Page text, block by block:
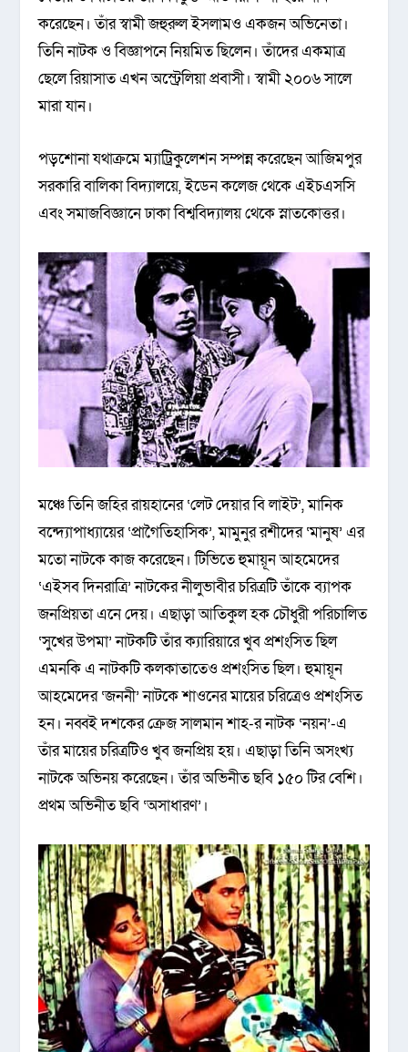
করেছেন। তাঁর স্বামী জহুরুল ইসলামও একজন অভিনেতা।
তিনি নাটক ও বিজ্ঞাপনে নিয়মিত ছিলেন। তাঁদের একমাত্র
ছেলে রিয়াসাত এখন অস্ট্রেলিয়া প্রবাসী। স্বামী ২০০৬ সালে
মারা যান।
পড়শোনা যথাক্রমে ম্যাট্রিকুলেশন সম্পন্ন করেছেন আজিমপুর
সরকারি বালিকা বিদ্যালয়ে, ইডেন কলেজ থেকে এইচএসসি
এবং সমাজবিজ্ঞানে ঢাকা বিশ্ববিদ্যালয় থেকে স্নাতকোত্তর।
মঞ্চে তিনি জহির রায়হানের ‘লেট দেয়ার বি লাইট’, মানিক
বন্দ্যোপাধ্যায়ের ‘প্রাগৈতিহাসিক’, মামুনুর রশীদের ‘মানুষ’ এর
মতো নাটকে কাজ করেছেন। টিভিতে হুমায়ূন আহমেদের
‘এইসব দিনরাত্রি’ নাটকের নীলুভাবীর চরিত্রটি তাঁকে ব্যাপক
জনপ্রিয়তা এনে দেয়। এছাড়া আতিকুল হক চৌধুরী পরিচালিত
‘সুখের উপমা’ নাটকটি তাঁর ক্যারিয়ারে খুব প্রশংসিত ছিল
এমনকি এ নাটকটি কলকাতাতেও প্রশংসিত ছিল। হুমায়ূন
আহমেদের ‘জননী’ নাটকে শাওনের মায়ের চরিত্রেও প্রশংসিত
হন। নব্বই দশকের ক্রেজ সালমান শাহ-র নাটক ‘নয়ন’-এ
তাঁর মায়ের চরিত্রটিও খুব জনপ্রিয় হয়। এছাড়া তিনি অসংখ্য
নাটকে অভিনয় করেছেন। তাঁর অভিনীত ছবি ১৫০ টির বেশি।
প্রথম অভিনীত ছবি ‘অসাধারণ’।